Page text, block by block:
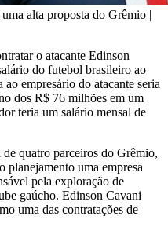
alta proposta do Grêmio |
o atacante Edinson
do futebol brasileiro ao
empresário do atacante seria
dos R$ 76 milhões em um
teria um salário mensal de
quatro parceiros do Grêmio,
planejamento uma empresa
pela exploração de
gaúcho. Edinson Cavani
uma das contratações de